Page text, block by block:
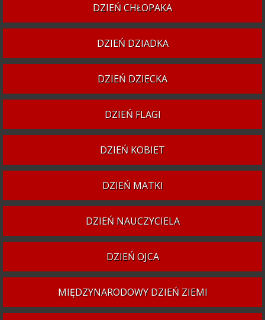
DZIEŃ CHŁOPAKA
DZIEŃ DZIADKA
DZIEŃ DZIECKA
DZIEŃ FLAGI
DZIEŃ KOBIET
DZIEŃ MATKI
DZIEŃ NAUCZYCIELA
DZIEŃ OJCA
MIĘDZYNARODOWY DZIEŃ ZIEMI